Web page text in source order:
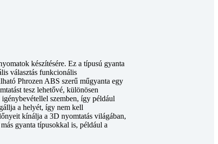
készítésére. Ez a típusú gyanta
választás funkcionális
Phrozen ABS szerű műgyanta egy
tesz lehetővé, különösen
szemben, így például
a helyét, így nem kell
kínálja a 3D nyomtatás világában,
gyanta típusokkal is, például a